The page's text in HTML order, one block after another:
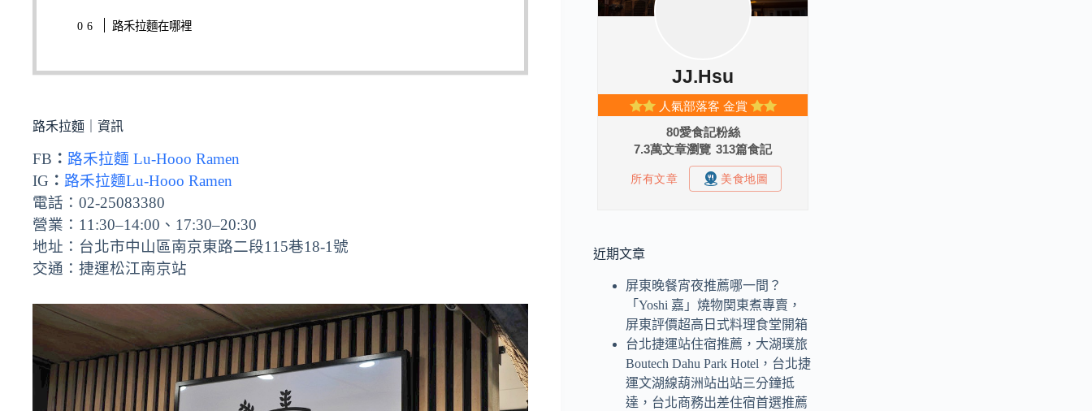
路禾拉麵在哪裡
路禾拉麵｜資訊
FB ： 路禾拉麵 Lu-Hooo Ramen
IG ： 路禾拉麵Lu-Hooo Ramen
電話：02-25083380
營業：11:30–14:00、17:30–20:30
地址：台北市中山區南京東路二段115巷18-1號
交通：捷運松江南京站
近期文章
屏東晚餐宵夜推薦哪一間？
「Yoshi 嘉」燒物関東煮專賣，
屏東評價超高日式料理食堂開箱
台北捷運站住宿推薦，大湖璞旅
Boutech Dahu Park Hotel，台北捷
運文湖線葫洲站出站三分鐘抵
達，台北商務出差住宿首選推薦